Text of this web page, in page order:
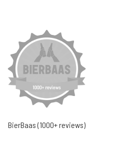
BierBaas (1000+ reviews)